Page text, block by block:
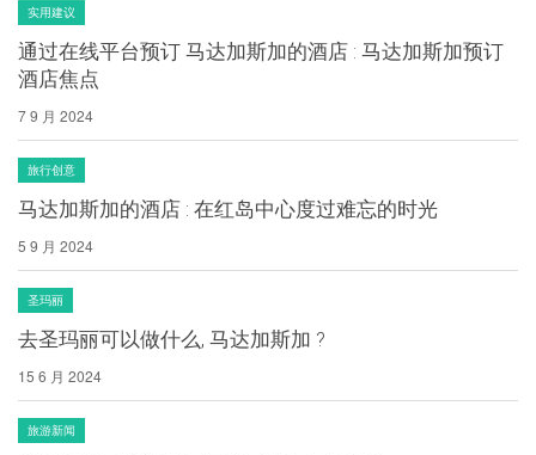
实用建议
通过在线平台预订 马达加斯加的酒店 : 马达加斯加预订
酒店焦点
7 9 月 2024
旅行创意
马达加斯加的酒店 : 在红岛中心度过难忘的时光
5 9 月 2024
圣玛丽
去圣玛丽可以做什么, 马达加斯加 ?
15 6 月 2024
旅游新闻